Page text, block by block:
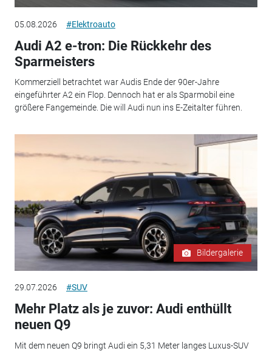
05.08.2026 #Elektroauto
Audi A2 e-tron: Die Rückkehr des
Sparmeisters
Kommerziell betrachtet war Audis Ende der 90er-Jahre
eingeführter A2 ein Flop. Dennoch hat er als Sparmobil eine
größere Fangemeinde. Die will Audi nun ins E-Zeitalter führen.
Bildergalerie
29.07.2026 #SUV
Mehr Platz als je zuvor: Audi enthüllt
neuen Q9
Mit dem neuen Q9 bringt Audi ein 5,31 Meter langes Luxus-SUV